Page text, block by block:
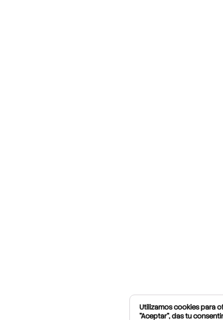
Utilizamos cookies para
"Aceptar", das tu